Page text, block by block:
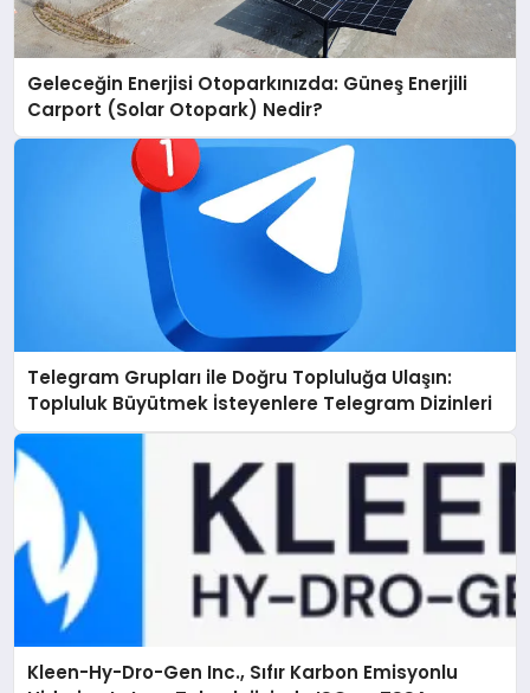
Geleceğin Enerjisi Otoparkınızda: Güneş Enerjili
Carport (Solar Otopark) Nedir?
Telegram Grupları ile Doğru Topluluğa Ulaşın:
Topluluk Büyütmek İsteyenlere Telegram Dizinleri
Kleen-Hy-Dro-Gen Inc., Sıfır Karbon Emisyonlu